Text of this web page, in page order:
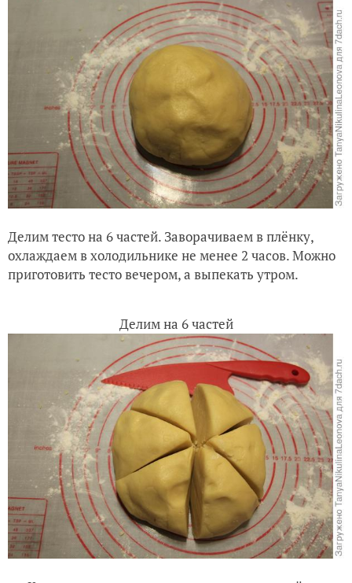
Делим тесто на 6 частей. Заворачиваем в плёнку,
охлаждаем в холодильнике не менее 2 часов. Можно
приготовить тесто вечером, а выпекать утром.
Делим на 6 частей